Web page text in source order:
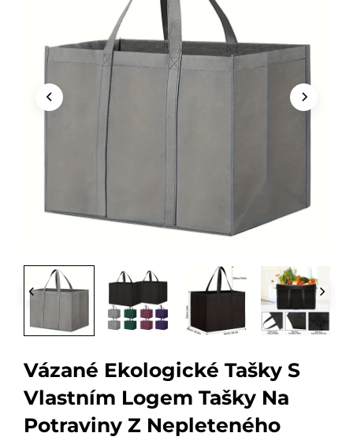
Vázané Ekologické Tašky S
Vlastním Logem Tašky Na
Potraviny Z Nepleteného